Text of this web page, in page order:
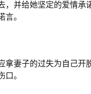
，并给她坚定的爱情
。
拿妻子的过失为自己
。